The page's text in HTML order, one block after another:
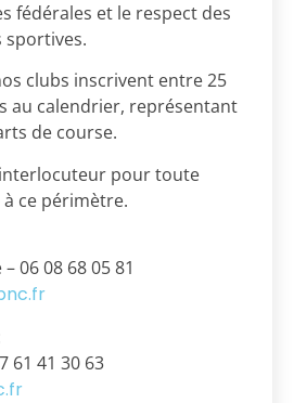
fédérales et le respect des
sportives.
clubs inscrivent entre 25
au calendrier, représentant
de course.
interlocuteur pour toute
ce périmètre.
06 08 68 05 81
61 41 30 63